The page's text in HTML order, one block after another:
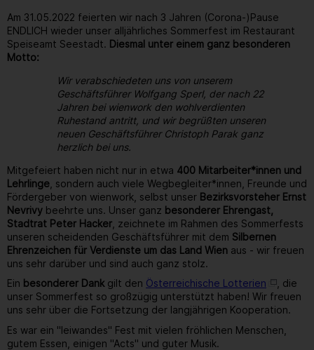
Am 31.05.2022 feierten wir nach 3 Jahren (Corona-)Pause
ENDLICH wieder unser alljährliches Sommerfest im Restaurant
Speiseamt Seestadt. Diesmal unter einem ganz besonderen
Motto:
Wir verabschiedeten uns von unserem
Geschäftsführer Wolfgang Sperl, der nach 22
Jahren bei wienwork den wohlverdienten
Ruhestand antritt, und wir begrüßten unseren
neuen Geschäftsführer Christoph Parak ganz
herzlich bei uns.
Mitgefeiert haben nicht nur in etwa 400 Mitarbeiter*innen und
Lehrlinge , sondern auch viele Wegbegleiter*innen, Freunde und
Fördergeber von wienwork, selbst unser Bezirksvorsteher Ernst
Nevrivy beehrte uns. Unser ganz besonderer Ehrengast,
Stadtrat Peter Hacker , zeichnete im Rahmen des Sommerfests
unseren scheidenden Geschäftsführer mit dem Silbernen
Ehrenzeichen für Verdienste um das Land Wien aus - wir freuen
uns sehr darüber und sind auch ganz stolz.
Ein besonderer Dank gilt den Österreichische Lotterien
, die
unser Sommerfest so großzügig unterstützt haben! Wir freuen
uns sehr über die Fortsetzung der langjährigen Kooperation.
Es war ein "leiwandes" Fest mit vielen fröhlichen Menschen,
gutem Essen, einigen "Acts" und guter Musik.